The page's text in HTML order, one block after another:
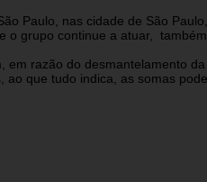
Paulo, nas cidade de São
grupo continue a atuar,
razão do desmantelamento
que tudo indica, as somas